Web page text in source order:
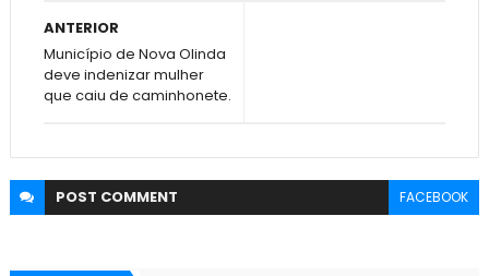
ANTERIOR
Município de Nova Olinda
deve indenizar mulher
que caiu de caminhonete.
POST COMMENT FACEBOOK